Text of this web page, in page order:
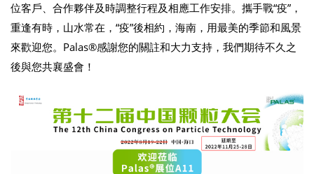
位客戶、合作夥伴及時調整行程及相應工作安排。攜手戰“疫”，
重逢有時，山水常在，“疫”後相約，海南，用最美的季節和風景
來歡迎您。Palas®感謝您的關註和大力支持，我們期待不久之
後與您共襄盛會！